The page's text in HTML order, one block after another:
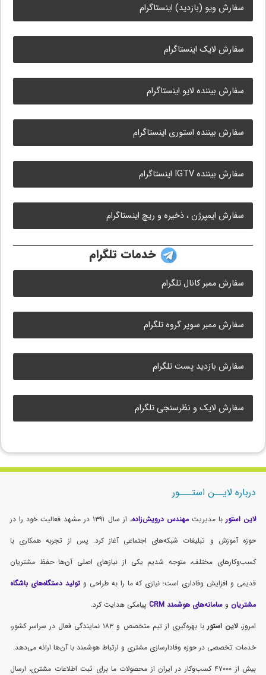
سفارش ویو (بازدید) اینستاگرام
سفارش لایک اینستاگرام
سفارش بیننده لایو اینستاگرام
سفارش بیننده استوری اینستاگرام
سفارش بیننده IGTV اینستاگرام
سفارش ایمپرژن ، ذخیره و ریچ اینستاگرام
خدمات تلگرام
سفارش ممبر کانال تلگرام
سفارش ممبر سوپر گروه تلگرام
سفارش بازدید پست تلگرام
سفارش لایک و نظرسنجی تلگرام